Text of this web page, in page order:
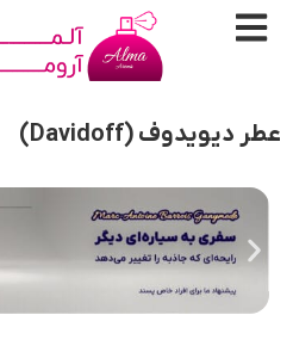
عطر دیویدوف (Davidoff)